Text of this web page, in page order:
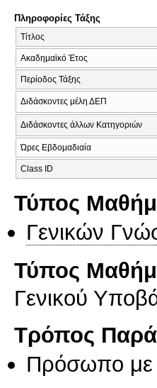
Πληροφορίες Τάξης
Τίτλος
Ακαδημαϊκό Έτος
Περίοδος Τάξης
Διδάσκοντες μέλη ΔΕΠ
Διδάσκοντες άλλων Κατηγοριών
Ώρες Εβδομαδιαία
Class ID
Τύπος
Γενικών
Τύπος
Γενικού
Τρόπος
Πρόσωπο